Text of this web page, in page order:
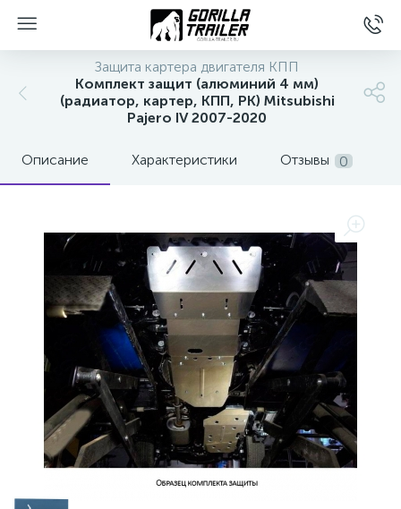
Защита картера двигателя КПП
Комплект защит (алюминий 4 мм)
(радиатор, картер, КПП, РК) Mitsubishi
Pajero IV 2007-2020
Описание Характеристики Отзывы 0